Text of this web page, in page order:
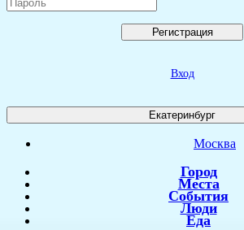
Регистрация
Вход
Екатеринбург
Москва
Город
Места
События
Люди
Еда